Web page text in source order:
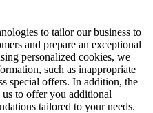
to tailor our business to
and prepare an exceptional
personalized cookies, we
such as inappropriate
special offers. In addition, the
to offer you additional
tailored to your needs.